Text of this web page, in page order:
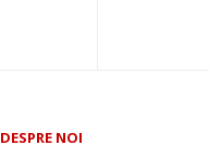
DESPRE NOI